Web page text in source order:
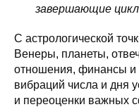
завершающие
С астрологической
Венеры, планеты,
отношения, финансы и
вибраций числа и дня
и переоценки важных